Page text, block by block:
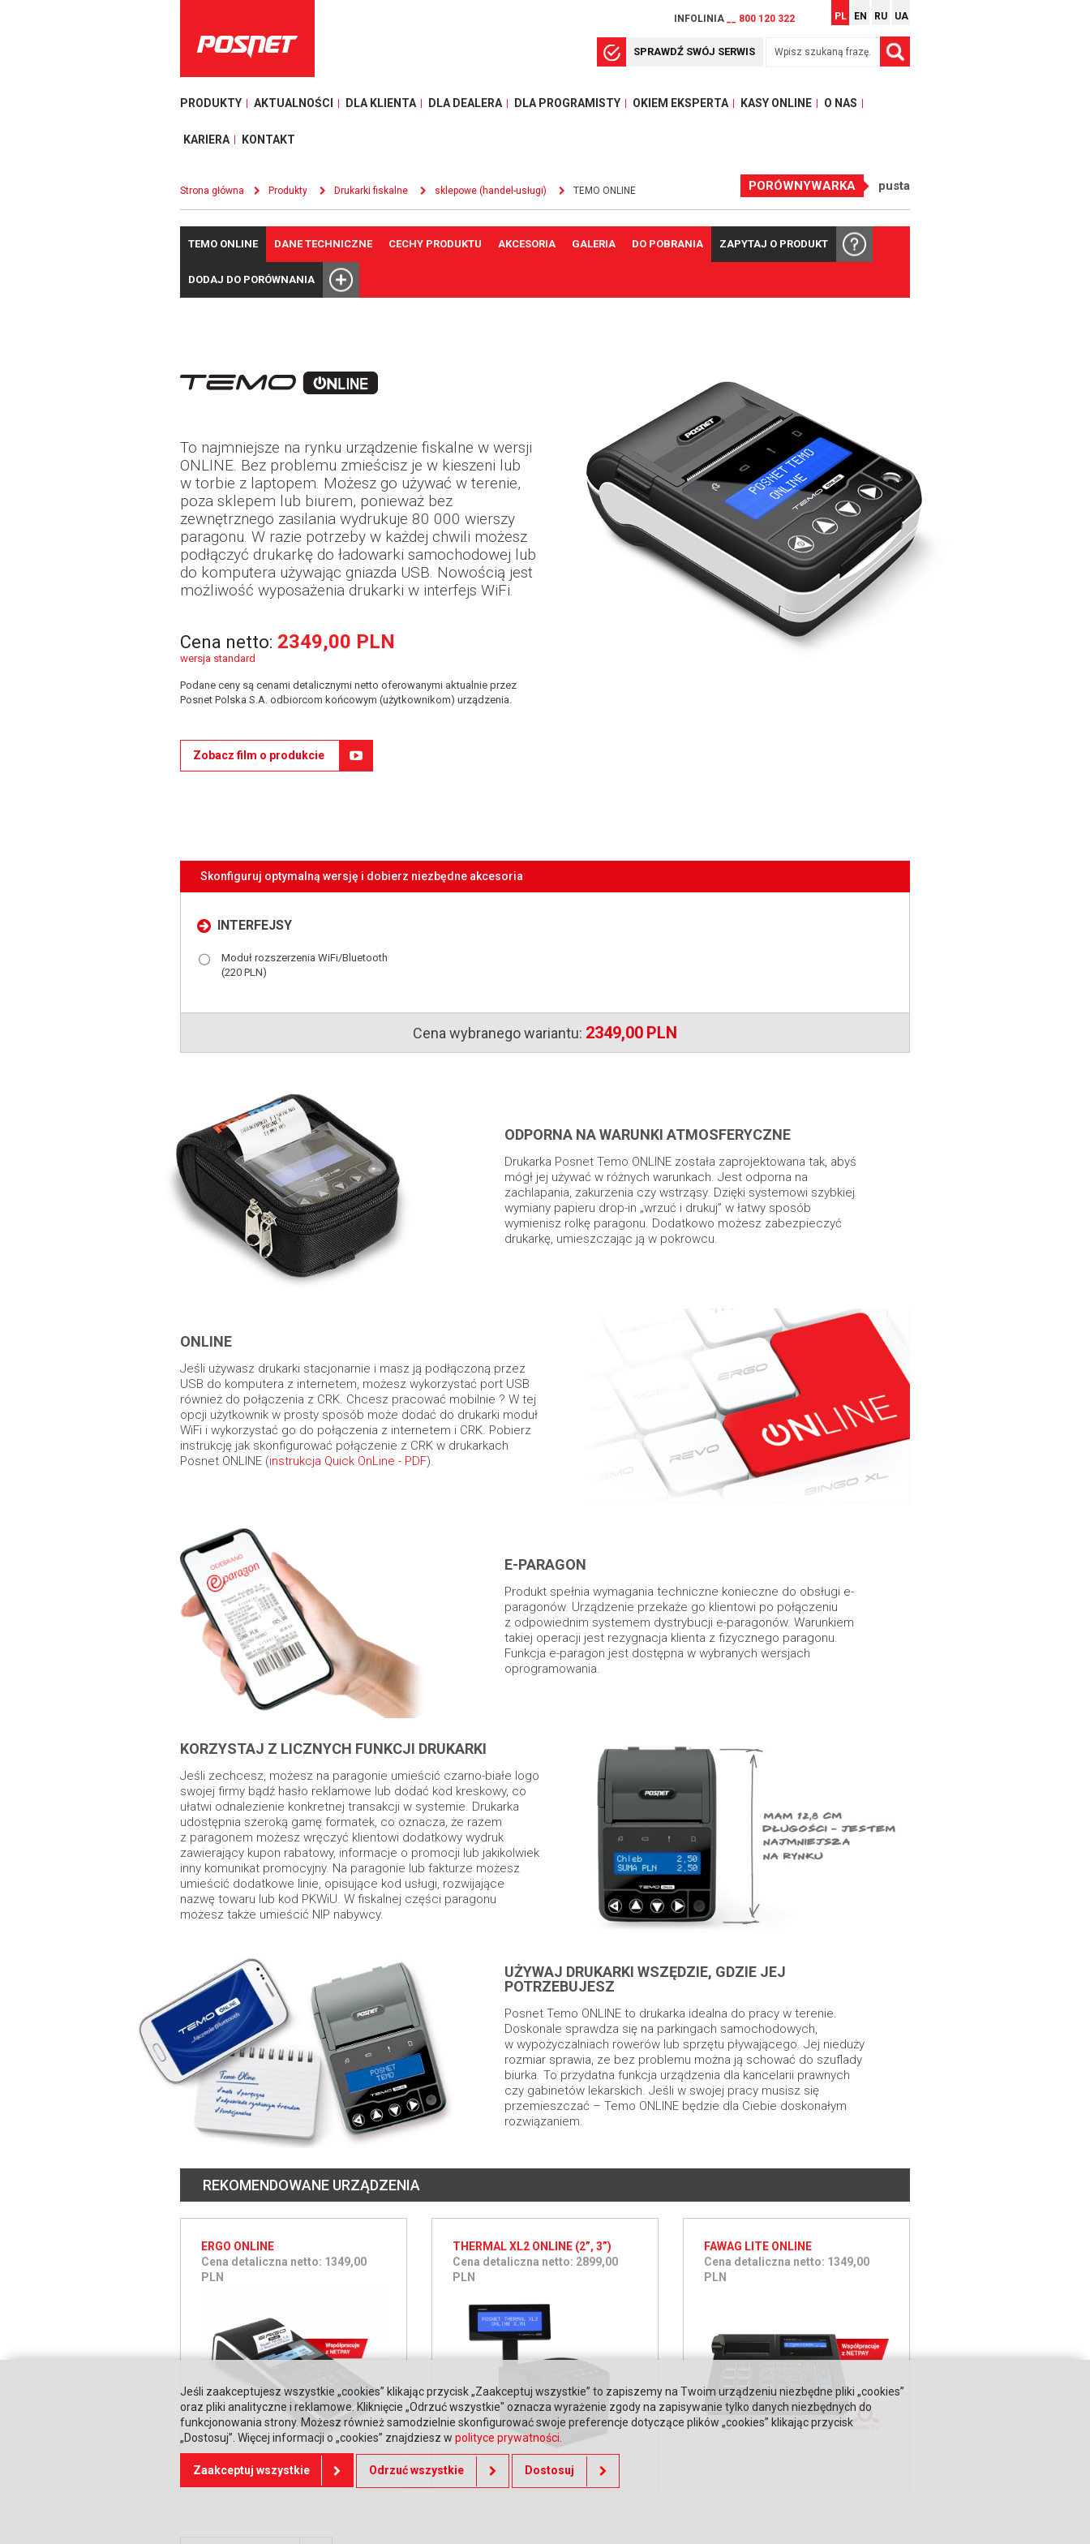
INFOLINIA __ 800 120 322 PL EN RU UA
SPRAWDŹ SWÓJ SERWIS
PRODUKTY AKTUALNOŚCI DLA KLIENTA DLA DEALERA DLA PROGRAMISTY OKIEM EKSPERTA KASY ONLINE O NAS
KARIERA KONTAKT
Strona główna Produkty Drukarki fiskalne sklepowe (handel-usługi) TEMO ONLINE PORÓWNYWARKA pusta
TEMO ONLINE DANE TECHNICZNE CECHY PRODUKTU AKCESORIA GALERIA DO POBRANIA ZAPYTAJ O PRODUKT
DODAJ DO PORÓWNANIA
To najmniejsze na rynku urządzenie fiskalne w wersji
ONLINE. Bez problemu zmieścisz je w kieszeni lub
w torbie z laptopem. Możesz go używać w terenie,
poza sklepem lub biurem, ponieważ bez
zewnętrznego zasilania wydrukuje 80 000 wierszy
paragonu. W razie potrzeby w każdej chwili możesz
podłączyć drukarkę do ładowarki samochodowej lub
do komputera używając gniazda USB. Nowością jest
możliwość wyposażenia drukarki w interfejs WiFi.
Cena netto: 2349,00 PLN
wersja standard
Podane ceny są cenami detalicznymi netto oferowanymi aktualnie przez
Posnet Polska S.A. odbiorcom końcowym (użytkownikom) urządzenia.
Zobacz film o produkcie
Skonfiguruj optymalną wersję i dobierz niezbędne akcesoria
INTERFEJSY
Moduł rozszerzenia WiFi/Bluetooth
(220 PLN)
Cena wybranego wariantu: 2349,00 PLN
ODPORNA NA WARUNKI ATMOSFERYCZNE
Drukarka Posnet Temo ONLINE została zaprojektowana tak, abyś
mógł jej używać w różnych warunkach. Jest odporna na
zachlapania, zakurzenia czy wstrząsy. Dzięki systemowi szybkiej
wymiany papieru drop-in „wrzuć i drukuj” w łatwy sposób
wymienisz rolkę paragonu. Dodatkowo możesz zabezpieczyć
drukarkę, umieszczając ją w pokrowcu.
ONLINE
Jeśli używasz drukarki stacjonarnie i masz ją podłączoną przez
USB do komputera z internetem, możesz wykorzystać port USB
również do połączenia z CRK. Chcesz pracować mobilnie ? W tej
opcji użytkownik w prosty sposób może dodać do drukarki moduł
WiFi i wykorzystać go do połączenia z internetem i CRK. Pobierz
instrukcję jak skonfigurować połączenie z CRK w drukarkach
Posnet ONLINE (instrukcja Quick OnLine - PDF).
E-PARAGON
Produkt spełnia wymagania techniczne konieczne do obsługi e-
paragonów. Urządzenie przekaże go klientowi po połączeniu
z odpowiednim systemem dystrybucji e-paragonów. Warunkiem
takiej operacji jest rezygnacja klienta z fizycznego paragonu.
Funkcja e-paragon jest dostępna w wybranych wersjach
oprogramowania.
KORZYSTAJ Z LICZNYCH FUNKCJI DRUKARKI
Jeśli zechcesz, możesz na paragonie umieścić czarno-białe logo
swojej firmy bądź hasło reklamowe lub dodać kod kreskowy, co
ułatwi odnalezienie konkretnej transakcji w systemie. Drukarka
udostępnia szeroką gamę formatek, co oznacza, że razem
z paragonem możesz wręczyć klientowi dodatkowy wydruk
zawierający kupon rabatowy, informacje o promocji lub jakikolwiek
inny komunikat promocyjny. Na paragonie lub fakturze możesz
umieścić dodatkowe linie, opisujące kod usługi, rozwijające
nazwę towaru lub kod PKWiU. W fiskalnej części paragonu
możesz także umieścić NIP nabywcy.
UŻYWAJ DRUKARKI WSZĘDZIE, GDZIE JEJ
POTRZEBUJESZ
Posnet Temo ONLINE to drukarka idealna do pracy w terenie.
Doskonale sprawdza się na parkingach samochodowych,
w wypożyczalniach rowerów lub sprzętu pływającego. Jej nieduży
rozmiar sprawia, ze bez problemu można ją schować do szuflady
biurka. To przydatna funkcja urządzenia dla kancelarii prawnych
czy gabinetów lekarskich. Jeśli w swojej pracy musisz się
przemieszczać – Temo ONLINE będzie dla Ciebie doskonałym
rozwiązaniem.
REKOMENDOWANE URZĄDZENIA
ERGO ONLINE
Cena detaliczna netto: 1349,00
PLN
THERMAL XL2 ONLINE (2”, 3”)
Cena detaliczna netto: 2899,00
PLN
FAWAG LITE ONLINE
Cena detaliczna netto: 1349,00
PLN
Jeśli zaakceptujesz wszystkie „cookies” klikając przycisk „Zaakceptuj wszystkie” to zapiszemy na Twoim urządzeniu niezbędne pliki „cookies”
oraz pliki analityczne i reklamowe. Kliknięcie „Odrzuć wszystkie" oznacza wyrażenie zgody na zapisywanie tylko danych niezbędnych do
funkcjonowania strony. Możesz również samodzielnie skonfigurować swoje preferencje dotyczące plików „cookies” klikając przycisk
„Dostosuj”. Więcej informacji o „cookies” znajdziesz w polityce prywatności.
Zaakceptuj wszystkie Odrzuć wszystkie Dostosuj